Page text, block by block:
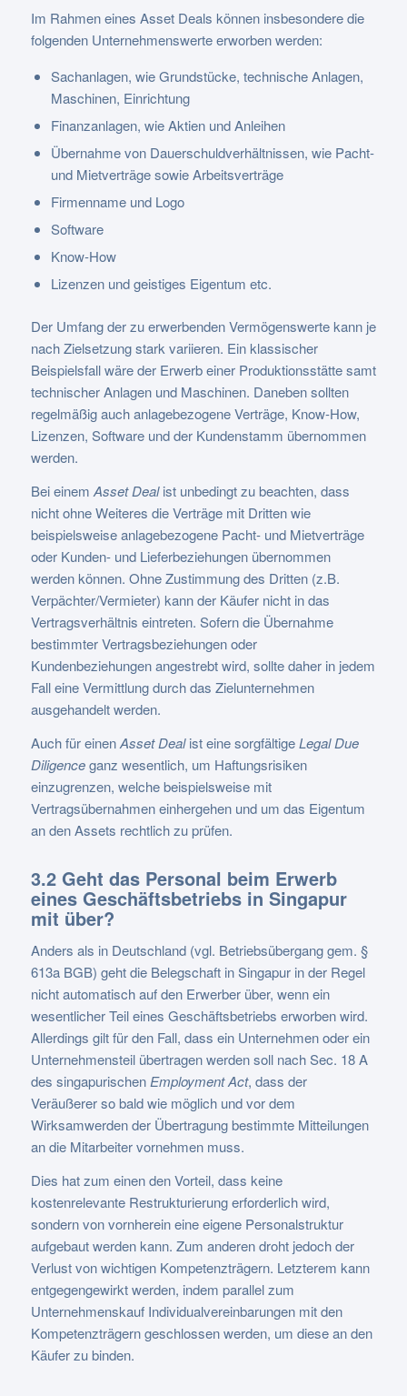
Im Rahmen eines Asset Deals können insbesondere die
folgenden Unternehmenswerte erworben werden:
Sachanlagen, wie Grundstücke, technische Anlagen,
Maschinen, Einrichtung
Finanzanlagen, wie Aktien und Anleihen
Übernahme von Dauerschuldverhältnissen, wie Pacht-
und Mietverträge sowie Arbeitsverträge
Firmenname und Logo
Software
Know-How
Lizenzen und geistiges Eigentum etc.
Der Umfang der zu erwerbenden Vermögenswerte kann je
nach Zielsetzung stark variieren. Ein klassischer
Beispielsfall wäre der Erwerb einer Produktionsstätte samt
technischer Anlagen und Maschinen. Daneben sollten
regelmäßig auch anlagebezogene Verträge, Know-How,
Lizenzen, Software und der Kundenstamm übernommen
werden.
Bei einem Asset Dealist unbedingt zu beachten, dass
nicht ohne Weiteres die Verträge mit Dritten wie
beispielsweise anlagebezogene Pacht- und Mietverträge
oder Kunden- und Lieferbeziehungen übernommen
werden können. Ohne Zustimmung des Dritten (z.B.
Verpächter/Vermieter) kann der Käufer nicht in das
Vertragsverhältnis eintreten. Sofern die Übernahme
bestimmter Vertragsbeziehungen oder
Kundenbeziehungen angestrebt wird, sollte daher in jedem
Fall eine Vermittlung durch das Zielunternehmen
ausgehandelt werden.
Auch für einenAsset Dealist eine sorgfältigeLegal Due
Diligenceganz wesentlich, um Haftungsrisiken
einzugrenzen, welche beispielsweise mit
Vertragsübernahmen einhergehen und um das Eigentum
an den Assets rechtlich zu prüfen.
3.2 Geht das Personal beim Erwerb
eines Geschäftsbetriebs in Singapur
mit über?
Anders als in Deutschland (vgl. Betriebsübergang gem. §
613a BGB) geht die Belegschaft in Singapur in der Regel
nicht automatisch auf den Erwerber über, wenn ein
wesentlicher Teil eines Geschäftsbetriebs erworben wird.
Allerdings gilt für den Fall, dass ein Unternehmen oder ein
Unternehmensteil übertragen werden soll nach Sec. 18 A
des singapurischenEmployment Act, dass der
Veräußerer so bald wie möglich und vor dem
Wirksamwerden der Übertragung bestimmte Mitteilungen
an die Mitarbeiter vornehmen muss.
Dies hat zum einen den Vorteil, dass keine
kostenrelevante Restrukturierung erforderlich wird,
sondern von vornherein eine eigene Personalstruktur
aufgebaut werden kann. Zum anderen droht jedoch der
Verlust von wichtigen Kompetenzträgern. Letzterem kann
entgegengewirkt werden, indem parallel zum
Unternehmenskauf Individualvereinbarungen mit den
Kompetenzträgern geschlossen werden, um diese an den
Käufer zu binden.